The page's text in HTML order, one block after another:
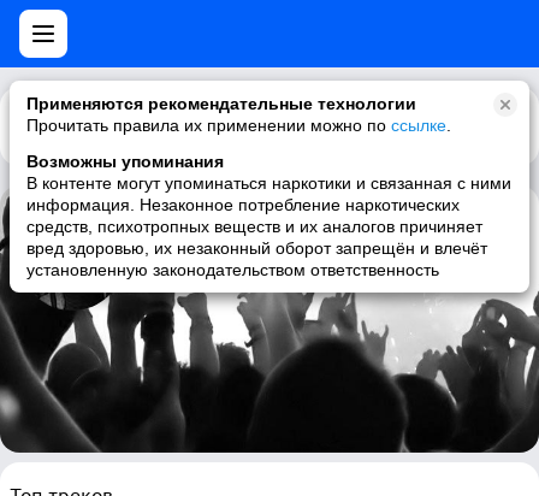
Применяются рекомендательные технологии
Прочитать правила их применении можно по ссылке
Возможны упоминания
В контенте могут упоминаться наркотики и связанная с ними
информация. Незаконное потребление наркотических
средств, психотропных веществ и их аналогов причиняет
вред здоровью, их незаконный оборот запрещён и влечёт
установленную законодательством ответственность
Каталог Рекомендации
Mehrshad
persian, iran, pop